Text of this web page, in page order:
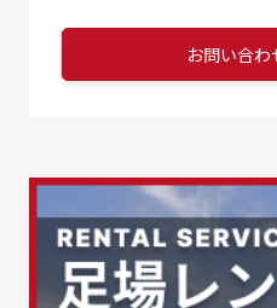
お問い合わ